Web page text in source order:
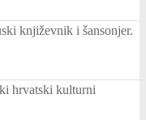
književnik i šansonjer.
hrvatski kulturni